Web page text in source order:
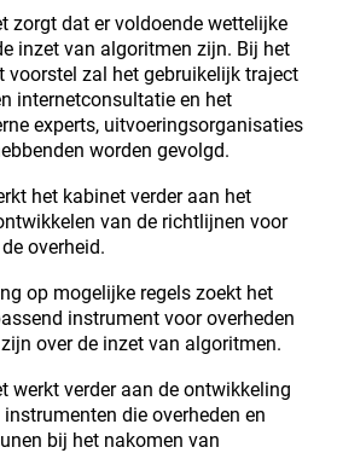
zorgt dat er voldoende wettelijke
inzet van algoritmen zijn. Bij het
voorstel zal het gebruikelijk traject
internetconsultatie en het
experts, uitvoeringsorganisaties
worden gevolgd.
het kabinet verder aan het
van de richtlijnen voor
overheid.
op mogelijke regels zoekt het
instrument voor overheden
over de inzet van algoritmen.
werkt verder aan de ontwikkeling
die overheden en
bij het nakomen van